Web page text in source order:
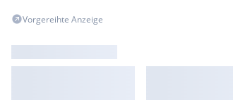
Vorgereihte Anzeige